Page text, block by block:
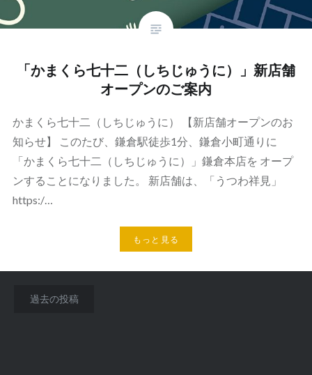
「かまくら七十二（しちじゅうに）」新店舗
オープンのご案内
かまくら七十二（しちじゅうに） 【新店舗オープンのお
知らせ】 このたび、鎌倉駅徒歩1分、鎌倉小町通りに
「かまくら七十二（しちじゅうに）」鎌倉本店を オープ
ンすることになりました。 新店舗は、「うつわ祥見」
https:/…
もっと見る
投過去の投稿